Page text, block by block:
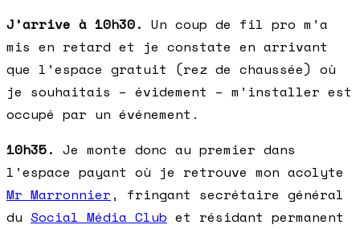
J’arrive à 10h30. Un coup de fil pro m’a
mis en retard et je constate en arrivant
que l’espace gratuit (rez de chaussée) où
je souhaitais – évidement – m’installer est
occupé par un événement.
10h35. Je monte donc au premier dans
l’espace payant où je retrouve mon acolyte
Mr Marronnier , fringant secrétaire général
du Social Média Club et résidant permanent